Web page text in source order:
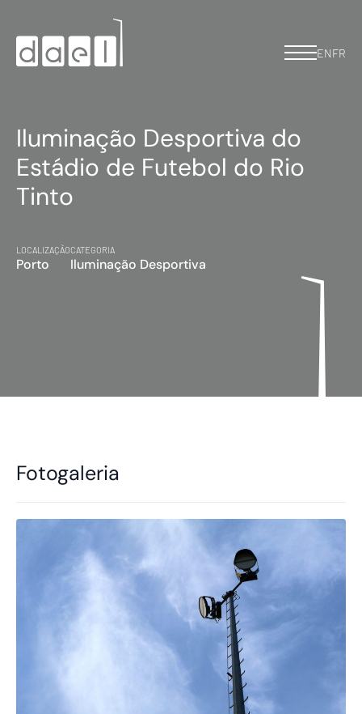
ENFR
Iluminação Desportiva do
Estádio de Futebol do Rio
Tinto
LOCALIZAÇÃO
Porto
CATEGORIA
Iluminação Desportiva
Fotogaleria